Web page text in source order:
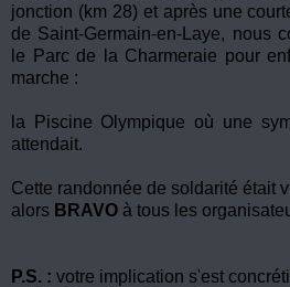
jonction (km 28) et après une
de Saint-Germain-en-Laye, nous
le Parc de la Charmeraie pour
marche :
la Piscine Olympique où une
attendait.
Cette randonnée de soldarité était
alors BRAVO à tous les
P.S. : votre implication s'est